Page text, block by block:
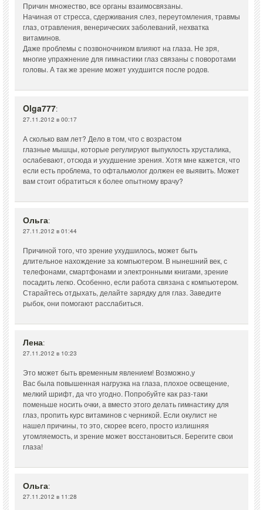
Причин множество, все органы взаимосвязаны.
Начиная от стресса, сдерживания слез, переутомления, травмы
глаз, отравления, венерических заболеваний, нехватка
витаминов.
Даже проблемы с позвоночником влияют на глаза. Не зря,
многие упражнение для гимнастики глаз связаны с поворотами
головы. А так же зрение может ухудшится после родов.
Olga777:
27.11.2012 в 00:17
А сколько вам лет? Дело в том, что с возрастом
глазные мышцы, которые регулируют выпуклость хрусталика,
ослабевают, отсюда и ухудшение зрения. Хотя мне кажется, что
если есть проблема, то офтальмолог должен ее выявить. Может
вам стоит обратиться к более опытному врачу?
Ольга:
27.11.2012 в 01:44
Причиной того, что зрение ухудшилось, может быть
длительное нахождение за компьютером. В нынешний век, с
телефонами, смартфонами и электронными книгами, зрение
посадить легко. Особенно, если работа связана с компьютером.
Старайтесь отдыхать, делайте зарядку для глаз. Заведите
рыбок, они помогают расслабиться.
Лена:
27.11.2012 в 10:23
Это может быть временным явлением! Возможно,у
Вас была повышенная нагрузка на глаза, плохое освещение,
мелкий шрифт, да что угодно. Попробуйте как раз-таки
поменьше носить очки, а вместо этого делать гимнастику для
глаз, пропить курс витаминов с черникой. Если окулист не
нашел причины, то это, скорее всего, просто излишняя
утомляемость, и зрение может восстановиться. Берегите свои
глаза!
Ольга:
27.11.2012 в 11:28